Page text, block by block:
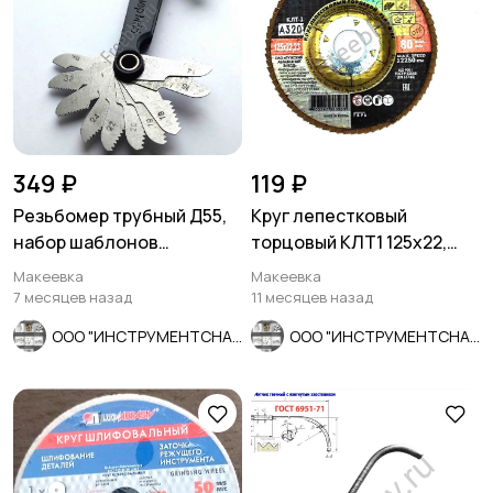
349 ₽
Резьбомер трубный Д55,
набор шаблонов
резьбовых дюймовых,
трубных.
Макеевка
7 месяцев назад
119 ₽
Круг лепестковый
торцовый КЛТ1 125х22,
Prof, зерно А320, , для
полир.
Макеевка
11 месяцев назад